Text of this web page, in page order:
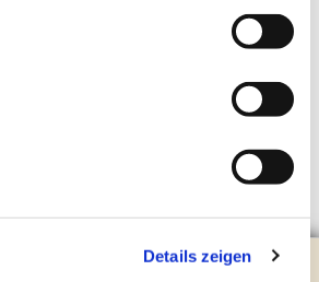
Details zeigen
Steinhagen